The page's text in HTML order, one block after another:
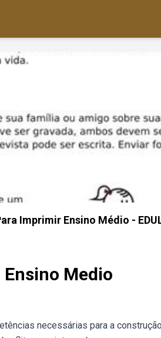
Imprimir Ensino Médio -
Medio
necessárias para a